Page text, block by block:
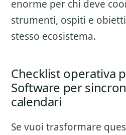
enorme per chi deve
strumenti, ospiti e
stesso ecosistema.
Checklist operativa
Software per
calendari
Se vuoi trasformare